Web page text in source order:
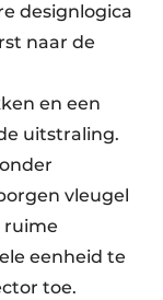
designlogica
naar de
en een
uitstraling.
vleugel
ruime
eenheid te
toe.